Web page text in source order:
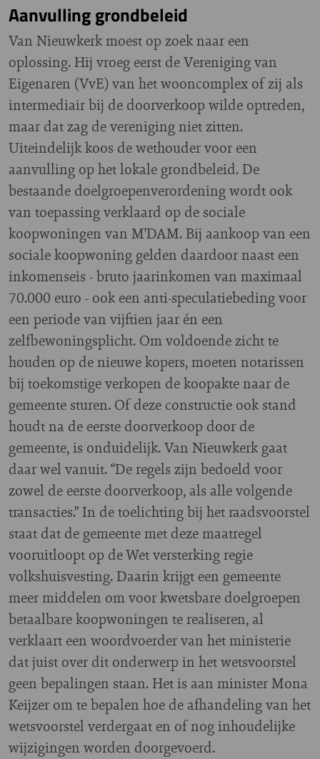
Aanvulling grondbeleid
Van Nieuwkerk moest op zoek naar een
oplossing. Hij vroeg eerst de Vereniging van
Eigenaren (VvE) van het wooncomplex of zij als
intermediair bij de doorverkoop wilde optreden,
maar dat zag de vereniging niet zitten.
Uiteindelijk koos de wethouder voor een
aanvulling op het lokale grondbeleid. De
bestaande doelgroepenverordening wordt ook
van toepassing verklaard op de sociale
koopwoningen van M'DAM. Bij aankoop van een
sociale koopwoning gelden daardoor naast een
inkomenseis - bruto jaarinkomen van maximaal
70.000 euro - ook een anti-speculatiebeding voor
een periode van vijftien jaar én een
zelfbewoningsplicht. Om voldoende zicht te
houden op de nieuwe kopers, moeten notarissen
bij toekomstige verkopen de koopakte naar de
gemeente sturen. Of deze constructie ook stand
houdt na de eerste doorverkoop door de
gemeente, is onduidelijk. Van Nieuwkerk gaat
daar wel vanuit. “De regels zijn bedoeld voor
zowel de eerste doorverkoop, als alle volgende
transacties.” In de toelichting bij het raadsvoorstel
staat dat de gemeente met deze maatregel
vooruitloopt op de Wet versterking regie
volkshuisvesting. Daarin krijgt een gemeente
meer middelen om voor kwetsbare doelgroepen
betaalbare koopwoningen te realiseren, al
verklaart een woordvoerder van het ministerie
dat juist over dit onderwerp in het wetsvoorstel
geen bepalingen staan. Het is aan minister Mona
Keijzer om te bepalen hoe de afhandeling van het
wetsvoorstel verdergaat en of nog inhoudelijke
wijzigingen worden doorgevoerd.